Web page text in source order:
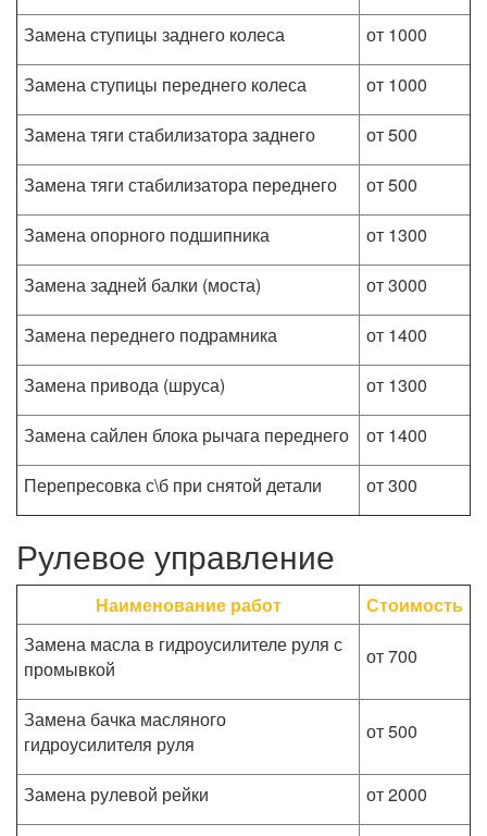
Замена ступицы заднего колеса
от 1000
Замена ступицы переднего колеса
от 1000
Замена тяги стабилизатора заднего
от 500
Замена тяги стабилизатора переднего
от 500
Замена опорного подшипника
от 1300
Замена задней балки (моста)
от 3000
Замена переднего подрамника
от 1400
Замена привода (шруса)
от 1300
Замена сайлен блока рычага переднего
от 1400
Перепресовка с\б при снятой детали
от 300
Рулевое управление
Наименование работ
Стоимость
Замена масла в гидроусилителе руля с
промывкой
от 700
Замена бачка масляного
гидроусилителя руля
от 500
Замена рулевой рейки
от 2000